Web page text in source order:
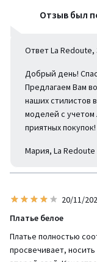
Отзыв был
Ответ La Redoute,
Добрый день!
Предлагаем Вам
наших стилистов
моделей с
приятных покупок!
Мария, La Redoute
20/11/
Платье белое
Платье полностью
просвечивает,